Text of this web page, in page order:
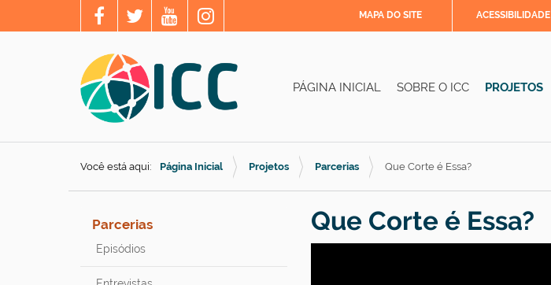
MAPA DO SITE ACESSIBILIDADE
PÁGINA INICIAL SOBRE O ICC PROJETOS
Você está aqui: Página Inicial Projetos Parcerias Que Corte é Essa?
Parcerias
Episódios
Que Corte é Essa?